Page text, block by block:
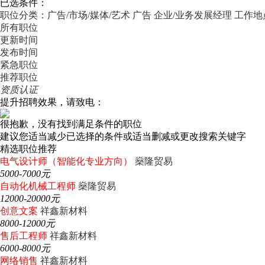
已选条件：
职位分类：广告/市场/媒体/艺术 广告 企业/业务发展经理 工作
所有职位
更新时间
发布时间
紧急职位
推荐职位
资质认证
提升招聘效果，请致电：
很抱歉，没有找到满足条件的职位
建议您适当减少已选择的条件或适当删减或更改搜索关键字
精选职位推荐
电气设计师（智能化专业方向）
燊隆贸易
5000-7000元
自动化机械工程师 燊隆贸易
12000-20000元
创意文案 祥鑫新材料
8000-12000元
售后工程师 祥鑫新材料
6000-8000元
网络销售 祥鑫新材料